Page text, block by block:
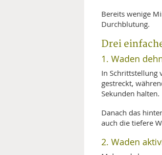
Bereits wenige
Durchblutung.
Drei
1. Waden
In Schrittstellung
gestreckt,
Sekunden halten.
Danach das
auch die tiefere
2. Waden